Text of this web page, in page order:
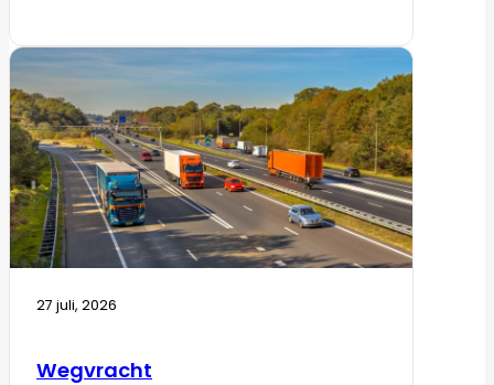
27 juli, 2026
Wegvracht